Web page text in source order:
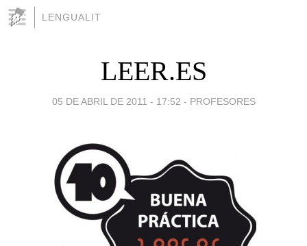
LENGUALIT
LEER.ES
05 DE ABRIL DE 2011 - 17:52 - PROFESORES